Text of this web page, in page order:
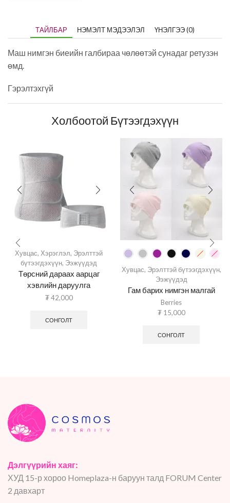
ТАЙЛБАР НЭМЭЛТ МЭДЭЭЛЭЛ ҮНЭЛГЭЭ (0)
Маш нимгэн биеийн галбираа чөлөөтэй сунадаг ретузэн
өмд.
Гэрэлтэхгүй
Холбоотой Бүтээгдэхүүн
Хувцас, Хэрэглэл, Эрэлттэй
бүтээгдэхүүн, Ээжүүдэд
Төрсний дараах аарцаг
хэвлийн даруулга
₮42,000
СОНГОЛТ
Хувцас, Эрэлттэй бүтээгдэхүүн,
Ээжүүдэд
Гам барих нимгэн малгай
Berries
₮15,000
СОНГОЛТ
Дэлгүүрийн хаяг:
ХУД 15-р хороо Homeplaza-н баруун талд FORUM Center
2 давхарт